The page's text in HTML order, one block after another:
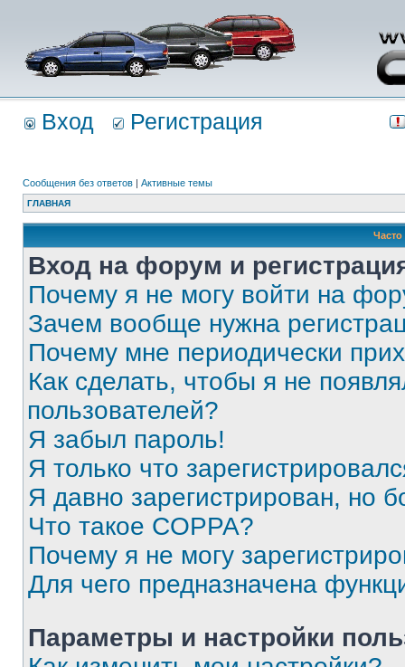
Вход Регистрация
Сообщения без ответов | Активные темы
ГЛАВНАЯ
Вход на форум и
Почему я не могу войти на
Зачем вообще нужна
Почему мне периодически
Как сделать, чтобы я не
пользователей?
Я забыл пароль!
Я только что
Я давно зарегистрирован, но
Что такое COPPA?
Почему я не могу
Для чего предназначена
Параметры и настройки